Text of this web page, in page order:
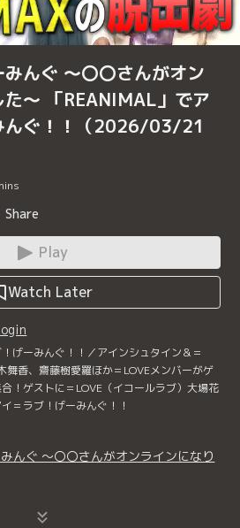
んぐ ～〇〇さんがオン
～ 「REANIMAL」でア
んぐ！！（2026/03/21
Share
Play
Watch Later
げーみんぐ！！／アインシュタイン＆＝
舞香、齋藤樹愛羅ほか＝LOVEメンバーがゲ
！ゲストに＝LOVE（イコールラブ）大場花
＝ラブ！げーみんぐ！！
んぐ ～〇〇さんがオンラインになり